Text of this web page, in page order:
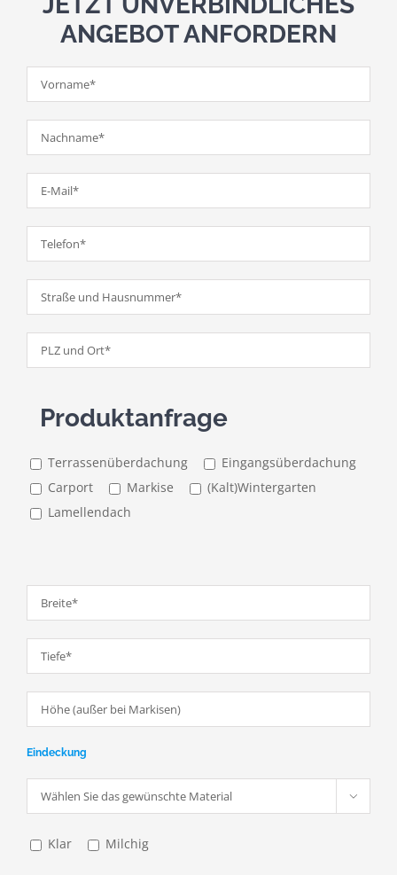
ANGEBOT ANFORDERN
Produktanfrage
Terrassenüberdachung
Eingangsüberdachung
Carport
Markise
(Kalt)Wintergarten
Lamellendach
Eindeckung

Klar Milchig